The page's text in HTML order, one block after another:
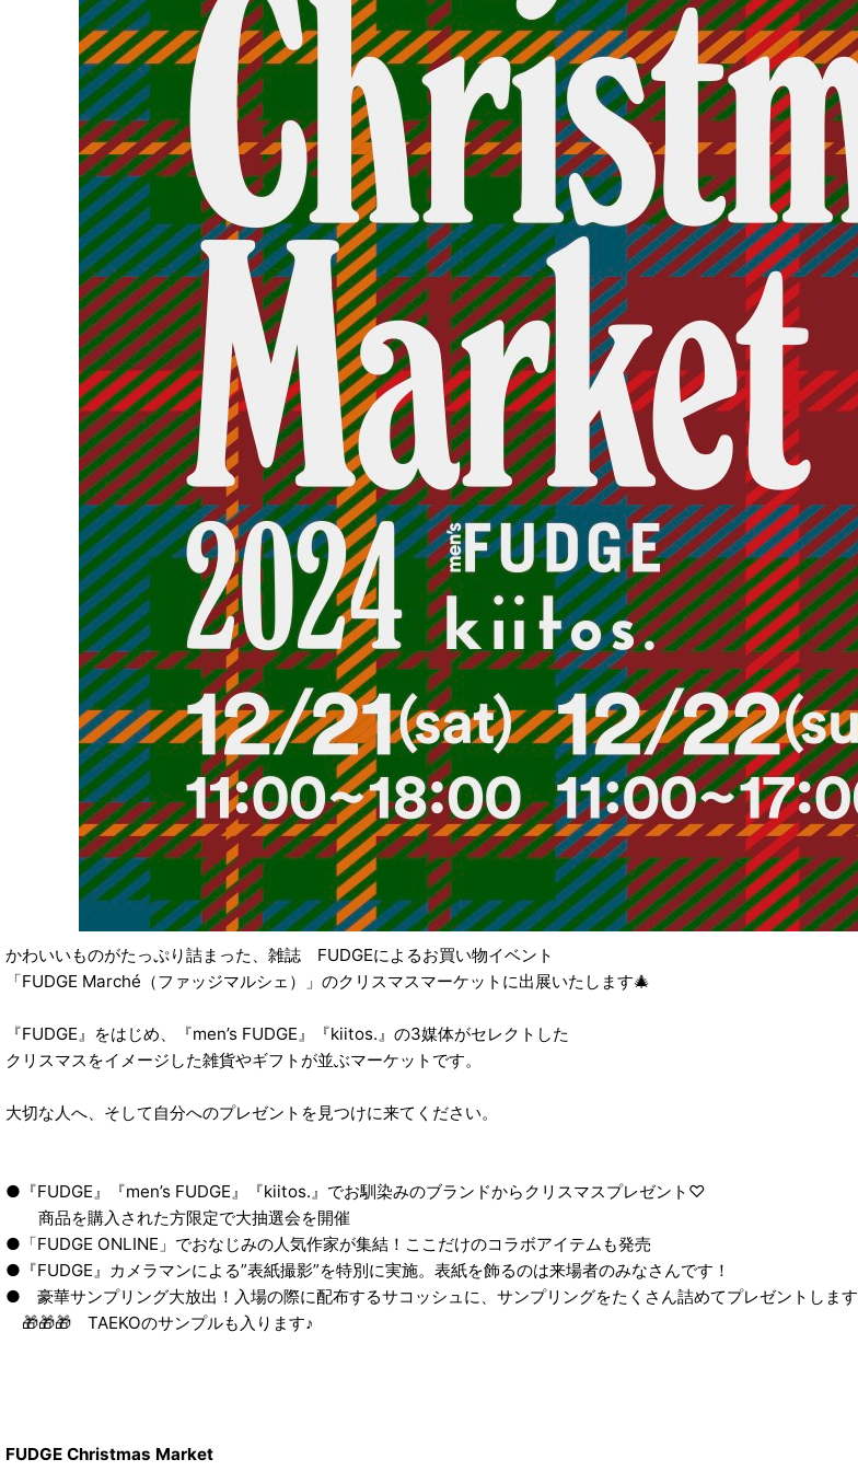
かわいいものがたっぷり詰まった、雑誌 FUDGEによるお買い物イベント
「FUDGE Marché（ファッジマルシェ）」のクリスマスマーケットに出展いたします🎄
『FUDGE』をはじめ、『men’s FUDGE』『kiitos.』の3媒体がセレクトした
クリスマスをイメージした雑貨やギフトが並ぶマーケットです。
大切な人へ、そして自分へのプレゼントを見つけに来てください。
●『FUDGE』『men’s FUDGE』『kiitos.』でお馴染みのブランドからクリスマスプレゼント♡
商品を購入された方限定で大抽選会を開催
●「FUDGE ONLINE」でおなじみの人気作家が集結！ここだけのコラボアイテムも発売
●『FUDGE』カメラマンによる”表紙撮影”を特別に実施。表紙を飾るのは来場者のみなさんです！
● 豪華サンプリング大放出！入場の際に配布するサコッシュに、サンプリングをたくさん詰めてプレゼントします
🎁🎁🎁 TAEKOのサンプルも入ります♪
FUDGE Christmas Market